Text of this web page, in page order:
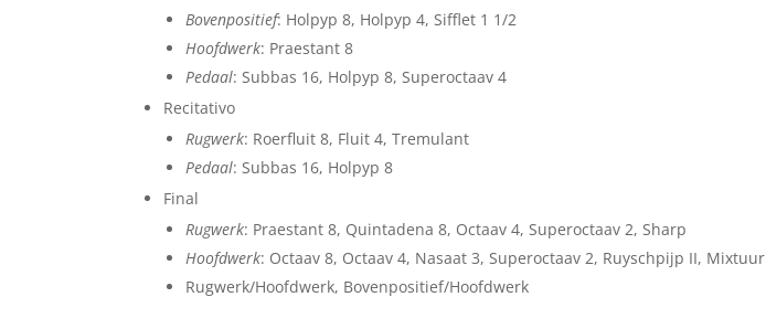
Bovenpositief: Holpyp 8, Holpyp 4, Sifflet 1 1/2
Hoofdwerk: Praestant 8
Pedaal: Subbas 16, Holpyp 8, Superoctaav 4
Recitativo
Rugwerk: Roerfluit 8, Fluit 4, Tremulant
Pedaal: Subbas 16, Holpyp 8
Final
Rugwerk: Praestant 8, Quintadena 8, Octaav 4, Superoctaav 2, Sharp
Hoofdwerk: Octaav 8, Octaav 4, Nasaat 3, Superoctaav 2, Ruyschpijp II, Mixtuur
Rugwerk/Hoofdwerk, Bovenpositief/Hoofdwerk